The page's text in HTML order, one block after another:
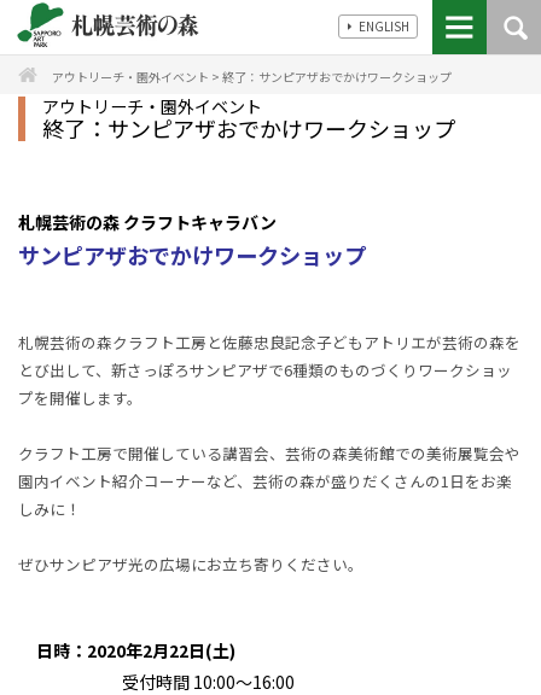
ENGLISH
アウトリーチ・園外イベント > 終了：サンピアザおでかけワークショップ
アウトリーチ・園外イベント
終了：サンピアザおでかけワークショップ
札幌芸術の森 クラフトキャラバン
サンピアザおでかけワークショップ
札幌芸術の森クラフト工房と佐藤忠良記念子どもアトリエが芸術の森を
とび出して、新さっぽろサンピアザで6種類のものづくりワークショッ
プを開催します。
クラフト工房で開催している講習会、芸術の森美術館での美術展覧会や
園内イベント紹介コーナーなど、芸術の森が盛りだくさんの1日をお楽
しみに！
ぜひサンピアザ光の広場にお立ち寄りください。
日時： 2020年2月22日(土)
受付時間 10:00～16:00